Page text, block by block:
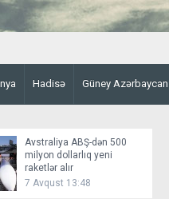
Hadisə Güney Azərbaycan
Avstraliya ABŞ-dən 500
milyon dollarlıq yeni
raketlər alır
7 Avqust 13:48